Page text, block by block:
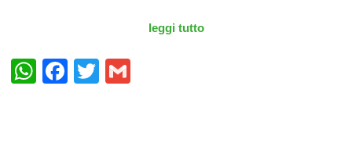
leggi tutto
WhatsApp
Facebook
Twitter